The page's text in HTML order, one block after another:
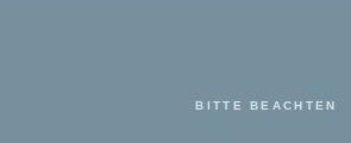
BITTE BEACHTEN